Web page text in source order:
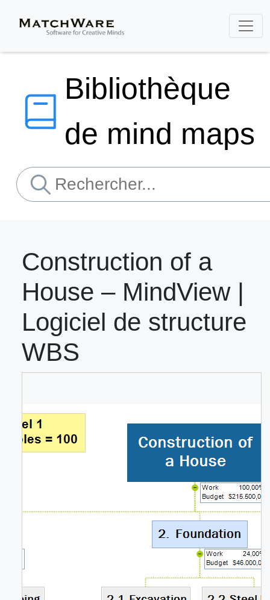
Bibliothèque
de mind maps
Construction of a
House – MindView |
Logiciel de structure
WBS